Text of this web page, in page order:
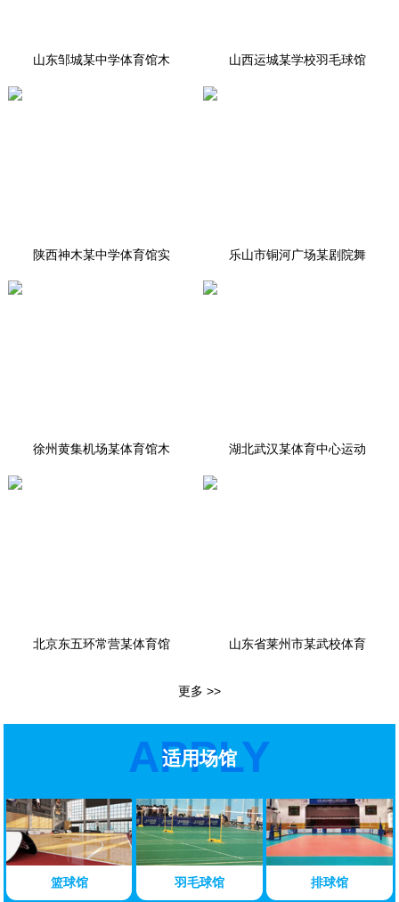
山东邹城某中学体育馆木 山西运城某学校羽毛球馆
陕西神木某中学体育馆实 乐山市铜河广场某剧院舞
徐州黄集机场某体育馆木 湖北武汉某体育中心运动
北京东五环常营某体育馆 山东省莱州市某武校体育
更多 >>
APPLY
适用场馆
篮球馆 羽毛球馆 排球馆